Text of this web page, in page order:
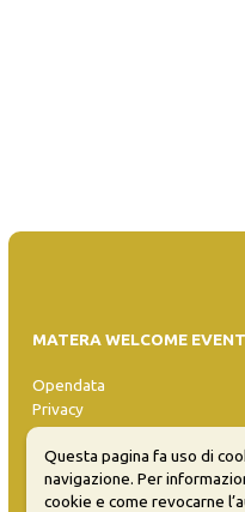
MATERA WELCOME
Opendata
Privacy
Sitemap
Questa pagina fa uso di
navigazione. Per
cookie e come revocarne